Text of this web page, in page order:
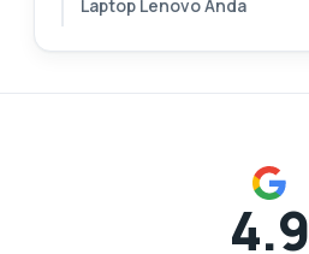
Laptop Lenovo Anda
4.9